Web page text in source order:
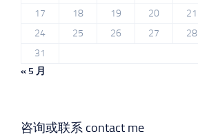
17
18 19 20 21
24
25 26 27 28
31
« 5 月
咨询或联系 contact me